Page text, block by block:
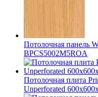
Потолочная панель
BPCS5002M5ROA
Потолочная плита
Unperforated